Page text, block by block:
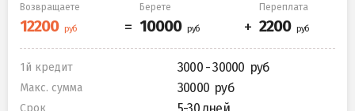
Возвращаете Берете Переплата
1й кредит 3000 - 30000
Макс. сумма 30000
Срок